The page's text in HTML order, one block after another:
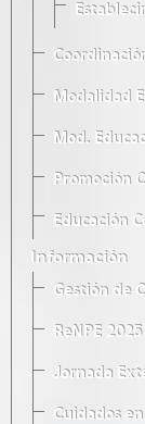
Modalidad
Mod.
Promoción
Educación
Información
Gestión de
ReNPE 2025
Jornada
Cuidados